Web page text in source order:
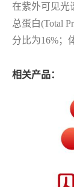
在紫外可见光
总蛋白(Total
分比为16%；
相关产品：